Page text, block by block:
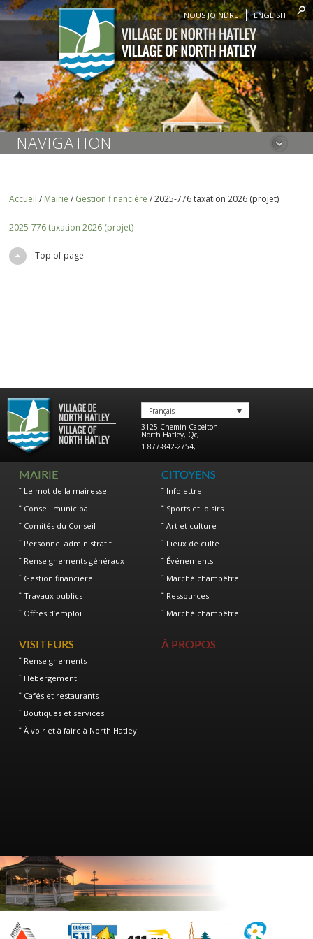
NOUS JOINDRE ENGLISH
NAVIGATION
Accueil / Mairie / Gestion financière /2025-776 taxation 2026 (projet)
2025-776 taxation 2026 (projet)
Top of page
Français
3125 Chemin Capelton
North Hatley, Qc,
1 877-842-2754,
MAIRIE
Le mot de la mairesse
Conseil municipal
Comités du Conseil
Personnel administratif
Renseignements généraux
Gestion financière
Travaux publics
Offres d’emploi
CITOYENS
Infolettre
Sports et loisirs
Art et culture
Lieux de culte
Événements
Marché champêtre
Ressources
Marché champêtre
VISITEURS
Renseignements
Hébergement
Cafés et restaurants
Boutiques et services
À voir et à faire à North Hatley
À PROPOS